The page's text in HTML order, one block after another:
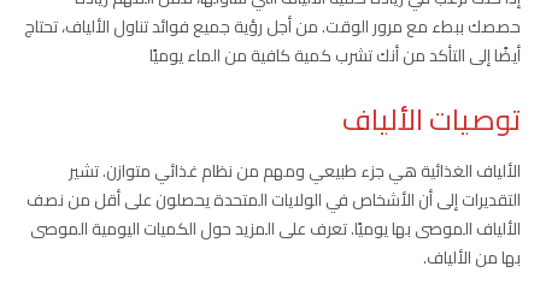
حصصك ببطء مع مرور الوقت. من أجل رؤية جميع فوائد تناول الألياف، تحتاج
أيضًا إلى التأكد من أنك تشرب كمية كافية من الماء يوميًا
توصيات الألياف
الألياف الغذائية هي جزء طبيعي ومهم من نظام غذائي متوازن. تشير
التقديرات إلى أن الأشخاص في الولايات المتحدة يحصلون على أقل من نصف
الألياف الموصى بها يوميًا. تعرف على المزيد حول الكميات اليومية الموصى
بها من الألياف.